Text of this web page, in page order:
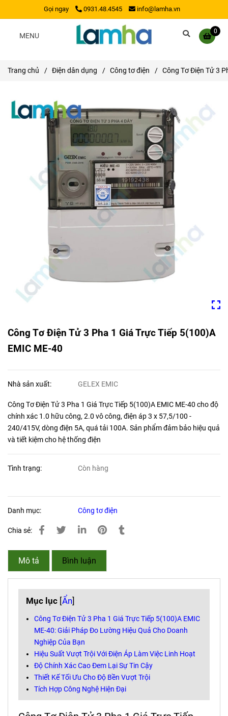
Gọi ngay 0931.48.4545 info@lamha.vn
0
MENU
Trang chủ / Điện dân dụng / Công tơ điện / Công Tơ Điện Tử 3
Công Tơ Điện Tử 3 Pha 1 Giá Trực Tiếp 5(100)A
EMIC ME-40
Nhà sản xuất: GELEX EMIC
Công Tơ Điện Tử 3 Pha 1 Giá Trực Tiếp 5(100)A EMIC ME-40 cho độ
chính xác 1.0 hữu công, 2.0 vô công, điện áp 3 x 57,5/100 -
240/415V, dòng điện 5A, quá tải 100A. Sản phẩm đảm bảo hiệu quả
và tiết kiệm cho hệ thống điện
Tình trạng: Còn hàng
Danh mục: Công tơ điện
Chia sẻ:
Mô tả Bình luận
Mục lục [Ẩn]
Công Tơ Điện Tử 3 Pha 1 Giá Trực Tiếp 5(100)A EMIC
ME-40: Giải Pháp Đo Lường Hiệu Quả Cho Doanh
Nghiệp Của Bạn
Hiệu Suất Vượt Trội Với Điện Áp Làm Việc Linh Hoạt
Độ Chính Xác Cao Đem Lại Sự Tin Cậy
Thiết Kế Tối Ưu Cho Độ Bền Vượt Trội
Tích Hợp Công Nghệ Hiện Đại